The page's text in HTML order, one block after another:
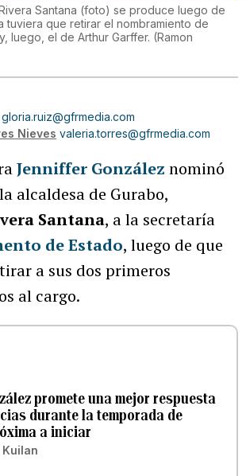
Santana (foto) se produce luego de
tuviera que retirar el nombramiento de
luego, el de Arthur Garffer. (Ramon
gloria.ruiz@gfrmedia.com
Nieves valeria.torres@gfrmedia.com
Jenniffer González nominó
alcaldesa de Gurabo,
Santana, a la secretaría
de Estado, luego de que
a sus dos primeros
al cargo.
promete una mejor respuesta
durante la temporada de
a iniciar
Kuilan